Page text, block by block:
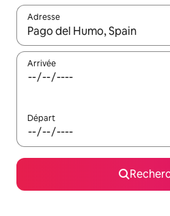
Adresse
Lorsque les résultats
Arrivée
Départ